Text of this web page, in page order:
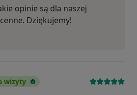
opinie są dla naszej
Dziękujemy!
wizyty